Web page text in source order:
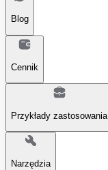
Blog
Cennik
Przykłady zastosowania
Narzędzia